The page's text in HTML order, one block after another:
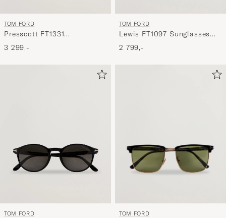
TOM FORD
Presscott FT1331
Sunglasses Black/Brown
3 299,-
TOM FORD
Lewis FT1097 Sunglasses
Dark Havana/Green
2 799,-
TOM FORD TOM FORD